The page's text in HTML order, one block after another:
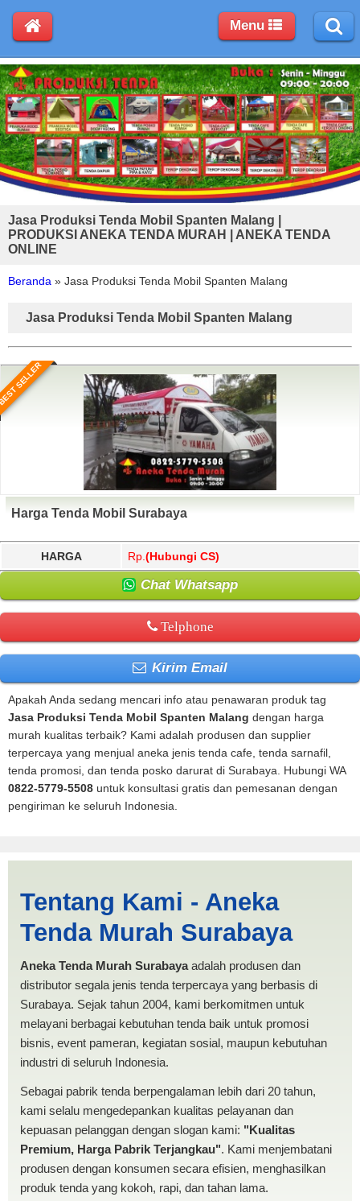
Jasa Produksi Tenda Mobil Spanten Malang |
PRODUKSI ANEKA TENDA MURAH | ANEKA TENDA
ONLINE
Beranda » Jasa Produksi Tenda Mobil Spanten Malang
Jasa Produksi Tenda Mobil Spanten Malang
SELLER
Harga Tenda Mobil Surabaya
HARGA Rp. (Hubungi CS)
Chat Whatsapp
Telphone
Kirim Email
Apakah Anda sedang mencari info atau penawaran produk tag
Jasa Produksi Tenda Mobil Spanten Malang dengan harga
murah kualitas terbaik? Kami adalah produsen dan supplier
terpercaya yang menjual aneka jenis tenda cafe, tenda sarnafil,
tenda promosi, dan tenda posko darurat di Surabaya. Hubungi WA
0822-5779-5508 untuk konsultasi gratis dan pemesanan dengan
pengiriman ke seluruh Indonesia.
Spanten Malang | PRODUKSI
ANEKA TENDA MURAH
Tentang Kami - Aneka
Tenda Murah Surabaya
Aneka Tenda Murah Surabayaadalah produsen dan
distributor segala jenis tenda terpercaya yang berbasis di
Surabaya. Sejak tahun 2004, kami berkomitmen untuk
melayani berbagai kebutuhan tenda baik untuk promosi
bisnis, event pameran, kegiatan sosial, maupun kebutuhan
industri di seluruh Indonesia.
Sebagai pabrik tenda berpengalaman lebih dari 20 tahun,
kami selalu mengedepankan kualitas pelayanan dan
kepuasan pelanggan dengan slogan kami: "Kualitas
Premium, Harga Pabrik Terjangkau". Kami menjembatani
produsen dengan konsumen secara efisien, menghasilkan
produk tenda yang kokoh, rapi, dan tahan lama.
Menu